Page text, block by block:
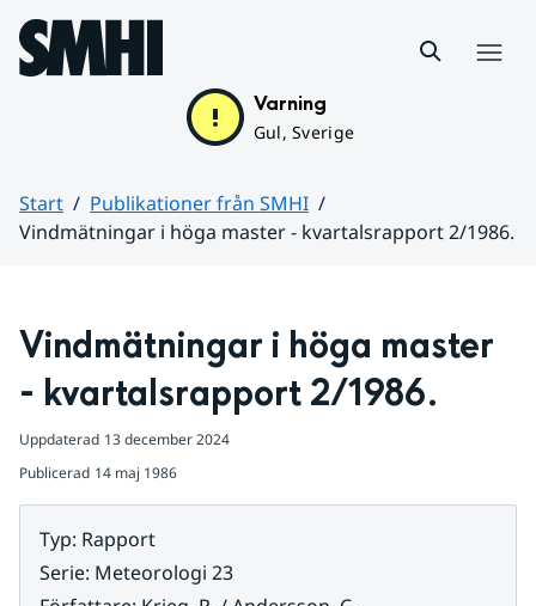
Hoppa till sidans innehåll
Varning
Gul, Sverige
Start
Publikationer från SMHI
Vindmätningar i höga master - kvartalsrapport 2/1986.
Vindmätningar i höga master
- kvartalsrapport 2/1986.
Uppdaterad 13 december 2024
Publicerad 14 maj 1986
Typ: Rapport
Serie: Meteorologi 23